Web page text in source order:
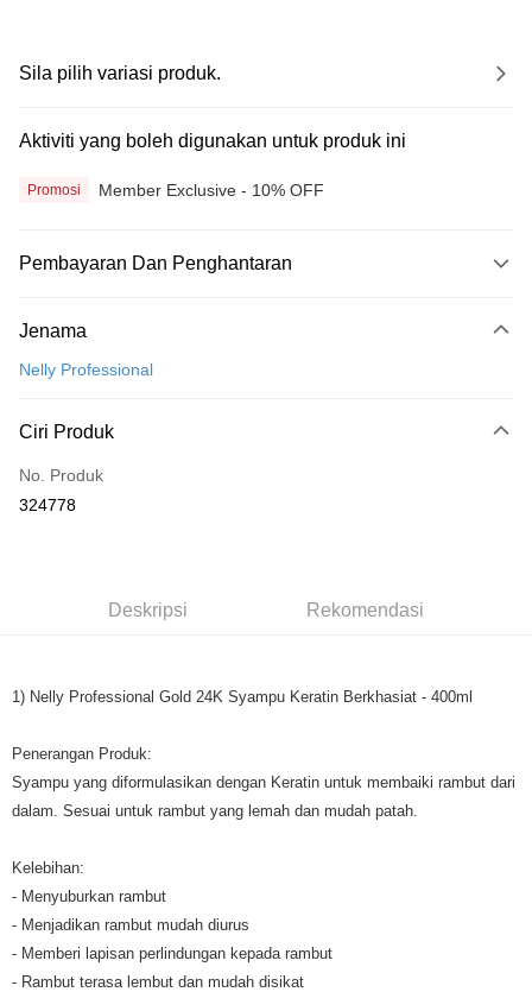
Sila pilih variasi produk.
Aktiviti yang boleh digunakan untuk produk ini
Promosi Member Exclusive - 10% OFF
Pembayaran Dan Penghantaran
Kad Kredit
Perbankan atas talian
Hanya menyokong Maybank, CIMB Bank, Public Bank, RHB Bank, Hong
Boost
Pilihan Penghantaran
Jenama
Nelly Professional
Ciri Produk
No. Produk
324778
Deskripsi Rekomendasi
1) Nelly Professional Gold 24K Syampu Keratin Berkhasiat - 400ml
Penerangan Produk:
Syampu yang diformulasikan dengan Keratin untuk membaiki rambut dari
dalam. Sesuai untuk rambut yang lemah dan mudah patah.
Kelebihan:
- Menyuburkan rambut
- Menjadikan rambut mudah diurus
- Memberi lapisan perlindungan kepada rambut
- Rambut terasa lembut dan mudah disikat